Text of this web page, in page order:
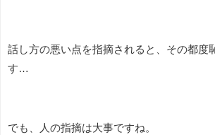
話し方の悪い点を指摘されると、その都度
す…
でも、人の指摘は大事ですね。